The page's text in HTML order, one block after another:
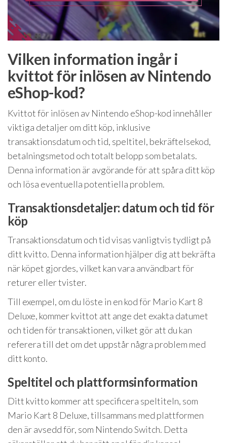
Vilken information ingår i
kvittot för inlösen av Nintendo
eShop-kod?
Kvittot för inlösen av Nintendo eShop-kod innehåller
viktiga detaljer om ditt köp, inklusive
transaktionsdatum och tid, speltitel, bekräftelsekod,
betalningsmetod och totalt belopp som betalats.
Denna information är avgörande för att spåra ditt köp
och lösa eventuella potentiella problem.
Transaktionsdetaljer: datum och tid för
köp
Transaktionsdatum och tid visas vanligtvis tydligt på
ditt kvitto. Denna information hjälper dig att bekräfta
när köpet gjordes, vilket kan vara användbart för
returer eller tvister.
Till exempel, om du löste in en kod för Mario Kart 8
Deluxe, kommer kvittot att ange det exakta datumet
och tiden för transaktionen, vilket gör att du kan
referera till det om det uppstår några problem med
ditt konto.
Speltitel och plattformsinformation
Ditt kvitto kommer att specificera speltiteln, som
Mario Kart 8 Deluxe, tillsammans med plattformen
den är avsedd för, som Nintendo Switch. Detta